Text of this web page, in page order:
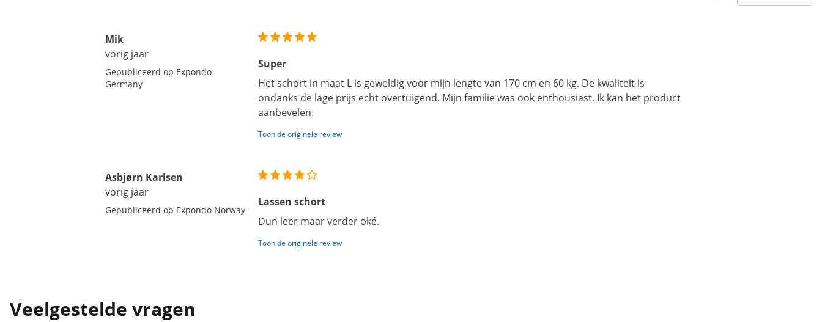
Mik
vorig jaar
Gepubliceerd op Expondo
Germany
Super
Het schort in maat L is geweldig voor mijn lengte van 170 cm en 60 kg. De kwaliteit is
ondanks de lage prijs echt overtuigend. Mijn familie was ook enthousiast. Ik kan het product
aanbevelen.
Toon de originele review
Asbjørn Karlsen
vorig jaar
Gepubliceerd op Expondo Norway
Lassen schort
Dun leer maar verder oké.
Toon de originele review
Veelgestelde vragen